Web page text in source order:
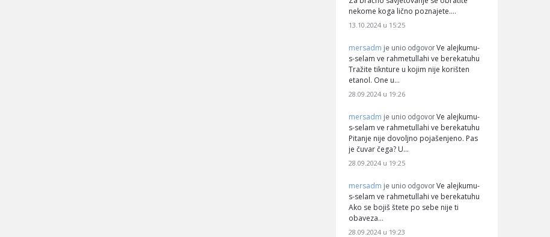
nekome koga lično poznajete.…
13.10.2024 u 15:25
mersadm je unio odgovor Ve alejkumu-
s-selam ve rahmetullahi ve berekatuhu
Tražite tiknture u kojim nije korišten
etanol. One u…
28.09.2024 u 19:26
mersadm je unio odgovor Ve alejkumu-
s-selam ve rahmetullahi ve berekatuhu
Pitanje nije dovoljno pojašenjeno. Pas
je čuvar čega? U…
28.09.2024 u 19:25
mersadm je unio odgovor Ve alejkumu-
s-selam ve rahmetullahi ve berekatuhu
Ako se bojiš štete po sebe nije ti
obaveza…
28.09.2024 u 19:23